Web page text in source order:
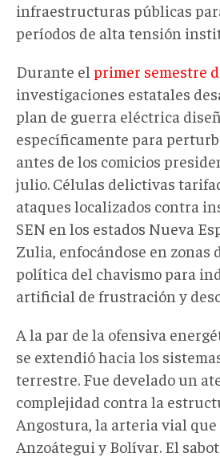
infraestructuras públicas
períodos de alta tensión
Durante el primer semestre
investigaciones estatales
plan de guerra eléctrica
específicamente para
antes de los comicios
julio. Células delictivas
ataques localizados contra
SEN en los estados Nueva
Zulia, enfocándose en zonas
política del chavismo para
artificial de frustración y
A la par de la ofensiva
se extendió hacia los
terrestre. Fue develado un
complejidad contra la
Angostura, la arteria vial que
Anzoátegui y Bolívar. El